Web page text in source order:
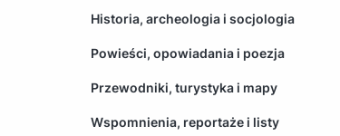
Historia, archeologia i socjologia
Powieści, opowiadania i poezja
Przewodniki, turystyka i mapy
Wspomnienia, reportaże i listy